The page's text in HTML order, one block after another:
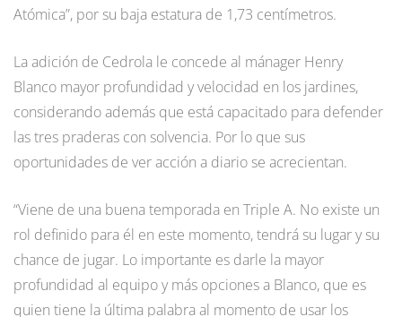
Atómica”, por su baja estatura de 1,73 centímetros.
La adición de Cedrola le concede al mánager Henry
Blanco mayor profundidad y velocidad en los jardines,
considerando además que está capacitado para defender
las tres praderas con solvencia. Por lo que sus
oportunidades de ver acción a diario se acrecientan.
“Viene de una buena temporada en Triple A. No existe un
rol definido para él en este momento, tendrá su lugar y su
chance de jugar. Lo importante es darle la mayor
profundidad al equipo y más opciones a Blanco, que es
quien tiene la última palabra al momento de usar los